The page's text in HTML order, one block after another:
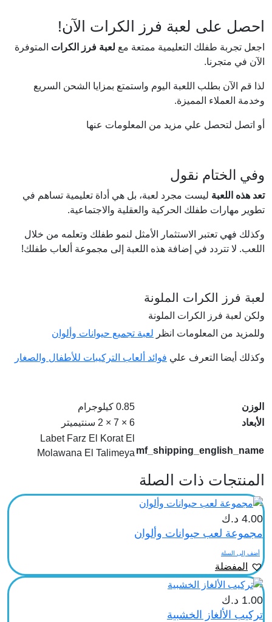
احصل على لعبة فرز الكرات الآن!
اجعل تجربة طفلك التعليمية ممتعة مع لعبة فرز الكرات المتوفرة
الآن في متجرنا.
لذا قم الآن بطلب اللعبة اليوم واستمتع بمزايا الشحن السريع
وخدمة العملاء المميزة.
أو اتصل لتحصل علي مزيد من المعلومات عنها
وفي الختام نقول
تعد هذه اللعبة ليست مجرد لعبة، بل هي أداة تعليمية تساهم في
تطوير مهارات طفلك الحركية والعقلية والاجتماعية.
وكذلك فهي تعتبر الاستثمار الأمثل لنمو طفلك وتعلمه من خلال
اللعب. لا تتردد في إضافة هذه اللعبة إلى مجموعة ألعاب طفلك!
لعبة فرز الكرات الملونة
ولكن لعبة فرز الكرات الملونة
وللمزيد من المعلومات انظر لعبة تجميع حيوانات وألوان
وكذلك أيضا التعرف علي فوائد ألعاب التركيبات للأطفال والصغار
الوزن
0.85 كيلوجرام
الأبعاد
6 × 7 × 2 سنتيميتر
mf_shipping_english_name
Labet Farz El Korat El
Molawana El Talimeya
المنتجات ذات الصلة
4.00 د.ك
مجموعة لعب حيوانات وألوان
أضف إلى السلة
المفضلة
1.00 د.ك
تركيب الألغاز الخشبية